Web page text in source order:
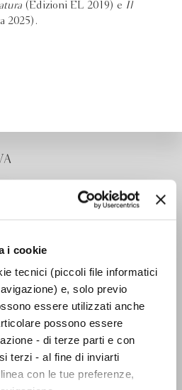
i cookie
tecnici (piccoli file informatici
e, solo previo
essere utilizzati anche
possono essere
- di terze parti e con
terzi - al fine di inviarti
con le tue preferenze,
(Edizioni EL 2019) e Il
2025).